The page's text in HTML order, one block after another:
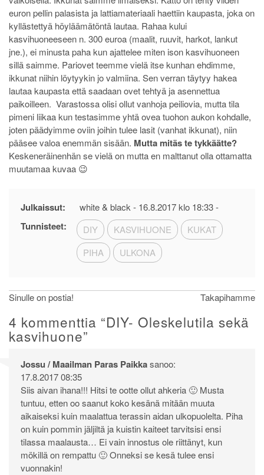
euron pellin palasista ja lattiamateriaali haettiin kaupasta, joka on
kyllästettyä höyläämätöntä lautaa. Rahaa kului
kasvihuoneeseen n. 300 euroa (maalit, ruuvit, harkot, lankut
jne.), ei minusta paha kun ajattelee miten ison kasvihuoneen
sillä saimme. Pariovet teemme vielä itse kunhan ehdimme,
ikkunat niihin löytyykin jo valmiina. Sen verran täytyy hakea
lautaa kaupasta että saadaan ovet tehtyä ja asennettua
paikoilleen. Varastossa olisi ollut vanhoja peiliovia, mutta tila
pimeni liikaa kun testasimme yhtä ovea tuohon aukon kohdalle,
joten päädyimme oviin joihin tulee lasit (vanhat ikkunat), niin
pääsee valoa enemmän sisään. Mutta mitäs te tykkäätte?
Keskeneräinenhän se vielä on mutta en malttanut olla ottamatta
muutamaa kuvaa 😉
Julkaissut: white & black - 16.8.2017 klo 18:33-
Tunnisteet: DIY KASVIHUONE
KUKAT
PIHA
ULKONA
Artikkelien
selaus
Sinulle on postia! Takapihamme
4 kommenttia “DIY- Oleskelutila sekä
kasvihuone”
Jossu / Maailman Paras Paikkasanoo:
17.8.2017 08:35
Siis aivan ihana!!! Hitsi te ootte ollut ahkeria 🙂 Musta
tuntuu, etten oo saanut koko kesänä mitään muuta
aikaiseksi kuin maalattua terassin aidan ulkopuolelta. Piha
on kuin pommin jäljiltä ja kuistin kaiteet tarvitsisi ensi
tilassa maalausta… Ei vain innostus ole riittänyt, kun
mökillä on rempattu 🙂 Onneksi se kesä tulee ensi
vuonnakin!